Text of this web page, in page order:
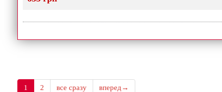
1 2 все сразу вперед→